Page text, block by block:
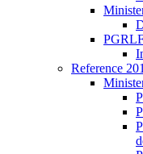
Reference